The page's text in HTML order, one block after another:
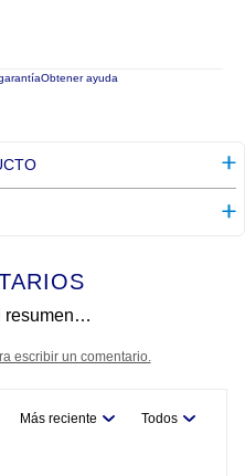
Obtener ayuda
resumen…
escribir un comentario.
Más reciente Todos